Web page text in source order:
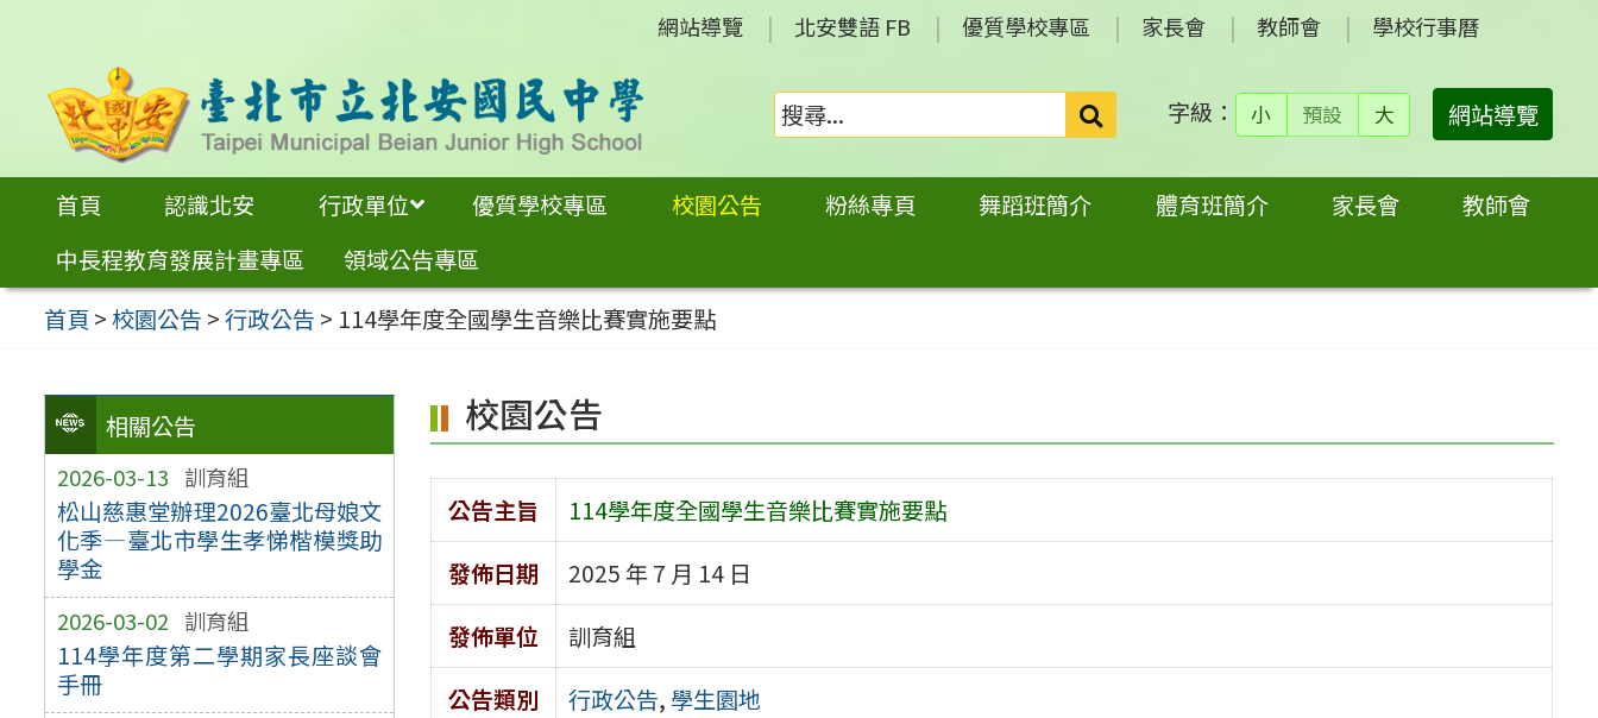
內
網站導覽 北安雙語 FB 優質學校專區 家長會 教師會 學校行事曆
搜
尋：
字級： 小 預設 大 網站導覽
首頁 認識北安 行政單位 優質學校專區 校園公告 粉絲專頁 舞蹈班簡介 體育班簡介 家長會
教師會
中長程教育發展計畫專區
領域公告專區
首頁 >校園公告 >行政公告 > 114學年度全國學生音樂比賽實施要點
相關公告
2026-03-13 訓育組
松山慈惠堂辦理2026臺北母娘文
化季—臺北市學生孝悌楷模獎助
學金
2026-03-02 訓育組
114學年度第二學期家長座談會
手冊
校園公告
公告主旨
114學年度全國學生音樂比賽實施要點
發佈日期
2025 年 7 月 14 日
發佈單位
訓育組
公告類別
行政公告, 學生園地